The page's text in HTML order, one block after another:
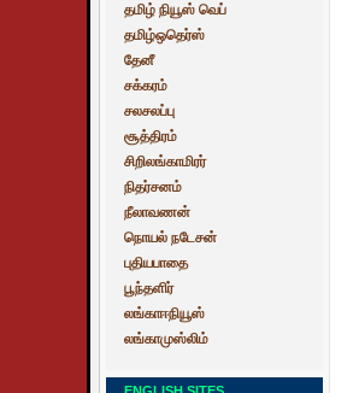
தமிழ் நியூஸ் வெப்
தமிழ்ஒதெர்ஸ்
தேனீ
சக்கரம்
சலசலப்பு
சூத்திரம்
சிறிலங்காமிரர்
நிதர்சனம்
நீலாவணன்
நொயல் நடேசன்
புதியபாதை
பூந்தளிர்
லங்காஈநியூஸ்
லங்காமுஸ்லிம்